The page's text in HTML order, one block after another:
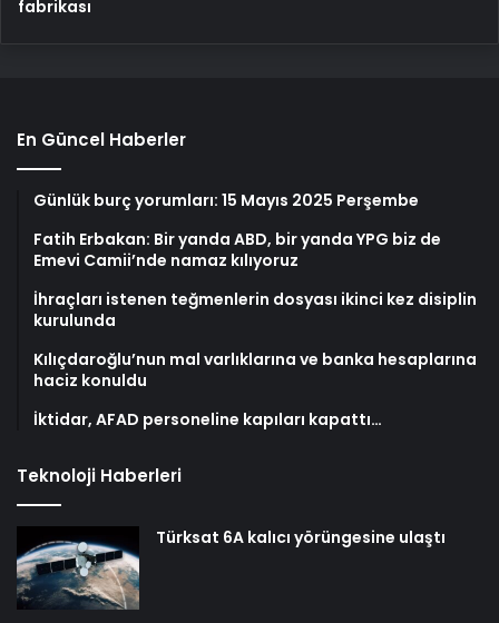
fabrikası
En Güncel Haberler
Günlük burç yorumları: 15 Mayıs 2025 Perşembe
Fatih Erbakan: Bir yanda ABD, bir yanda YPG biz de
Emevi Camii’nde namaz kılıyoruz
İhraçları istenen teğmenlerin dosyası ikinci kez disiplin
kurulunda
Kılıçdaroğlu’nun mal varlıklarına ve banka hesaplarına
haciz konuldu
İktidar, AFAD personeline kapıları kapattı…
Teknoloji Haberleri
Türksat 6A kalıcı yörüngesine ulaştı